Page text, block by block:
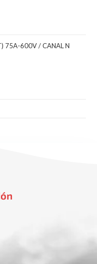
75A-600V / CANAL N